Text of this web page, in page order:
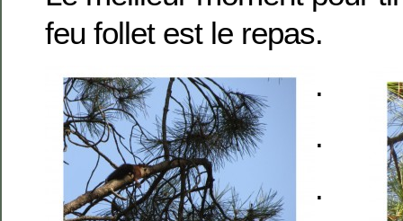
feu follet est le repas.
.
.
.